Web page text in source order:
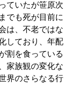
ていたが笹原次
でも死が目前に
は、不老ではな
しており、年配
割を食っている
家族観の変化な
界のさらなる行